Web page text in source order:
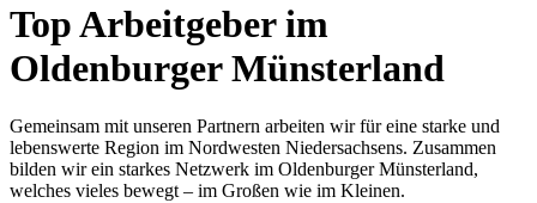
Top Arbeitgeber im
Oldenburger Münsterland
Gemeinsam mit unseren Partnern arbeiten wir für eine starke und
lebenswerte Region im Nordwesten Niedersachsens. Zusammen
bilden wir ein starkes Netzwerk im Oldenburger Münsterland,
welches vieles bewegt – im Großen wie im Kleinen.